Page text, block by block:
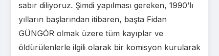
sabır diliyoruz. Şimdi yapılması gereken, 1990’lı
yılların başlarından itibaren, başta Fidan
GÜNGÖR olmak üzere tüm kayıplar ve
öldürülenlerle ilgili olarak bir komisyon kurularak